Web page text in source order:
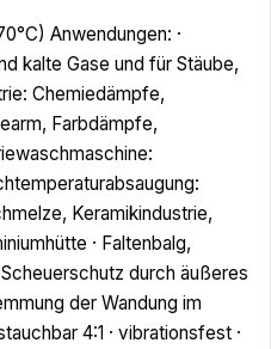
Anwendungen: ·
kalte Gase und für Stäube,
Chemiedämpfe,
Farbdämpfe,
Keramikindustrie,
· Faltenbalg,
durch äußeres
der Wandung im
4:1 · vibrationsfest ·